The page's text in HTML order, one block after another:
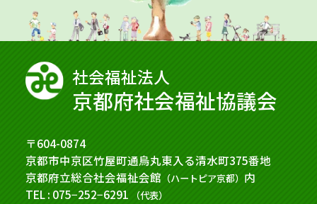
社会福祉法⼈
京都府社会福祉協議会
〒604-0874
京都市中京区竹屋町通烏丸東入る清水町375番地
京都府立総合社会福祉会館 （ハートピア京都） 内
TEL : 075−252−6291
（代表）